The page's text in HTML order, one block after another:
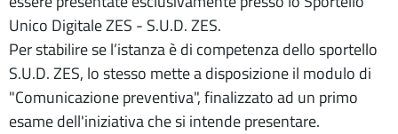
Unico Digitale ZES - S.U.D. ZES.
Per stabilire se l’istanza è di competenza dello sportello
S.U.D. ZES, lo stesso mette a disposizione il modulo di
"Comunicazione preventiva", finalizzato ad un primo
esame dell'iniziativa che si intende presentare.